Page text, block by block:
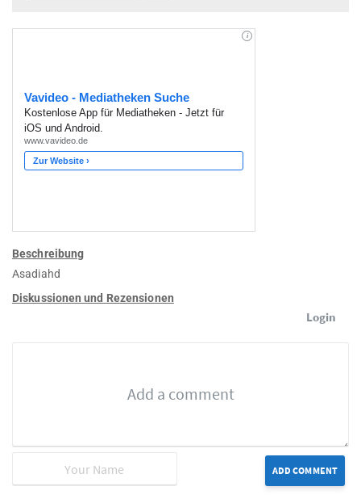
Beschreibung
Asadiahd
Diskussionen und Rezensionen
Login
ADD COMMENT